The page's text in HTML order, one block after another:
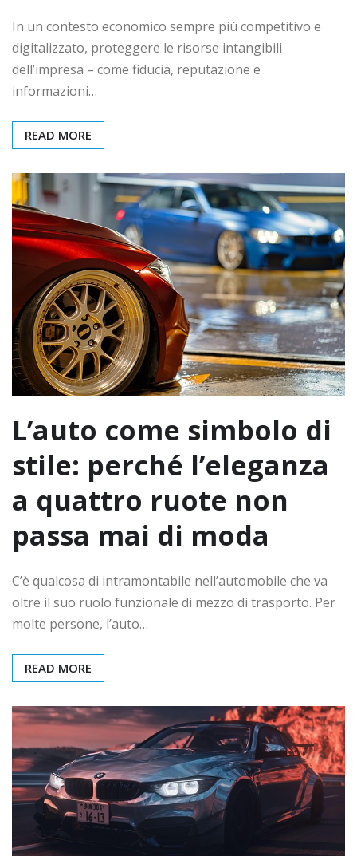
In un contesto economico sempre più competitivo e
digitalizzato, proteggere le risorse intangibili
dell’impresa – come fiducia, reputazione e
informazioni…
READ MORE
L’auto come simbolo di
stile: perché l’eleganza
a quattro ruote non
passa mai di moda
C’è qualcosa di intramontabile nell’automobile che va
oltre il suo ruolo funzionale di mezzo di trasporto. Per
molte persone, l’auto…
READ MORE